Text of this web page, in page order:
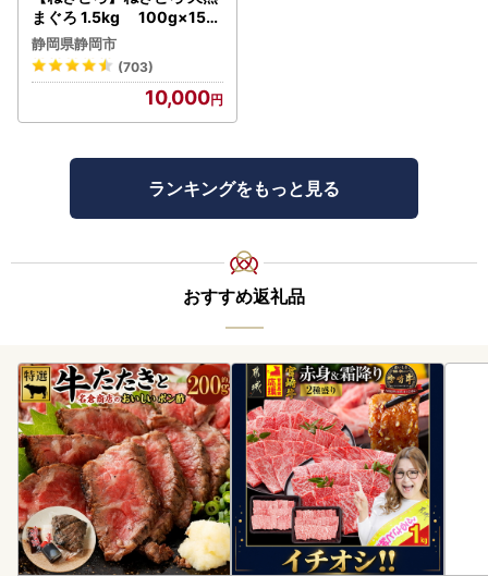
まぐろ 1.5kg 100g×15パ
ック
静岡県静岡市
(703)
10,000
ランキングをもっと見る
おすすめ返礼品